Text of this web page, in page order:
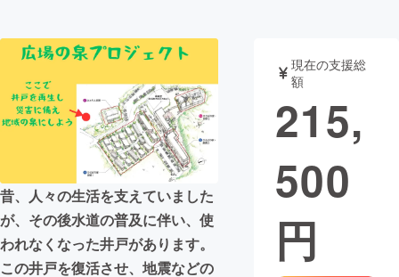
音楽
テクノロジー・ガジェット ゲーム・サ
映像・映画 書籍・雑誌
ビジネス・起業
まちづくり・地域活性化
昔、人々の生活を支えていました
が、その後水道の普及に伴い、使
われなくなった井戸があります。
この井戸を復活させ、地震などの
現在の支援総
額
215,
500
円